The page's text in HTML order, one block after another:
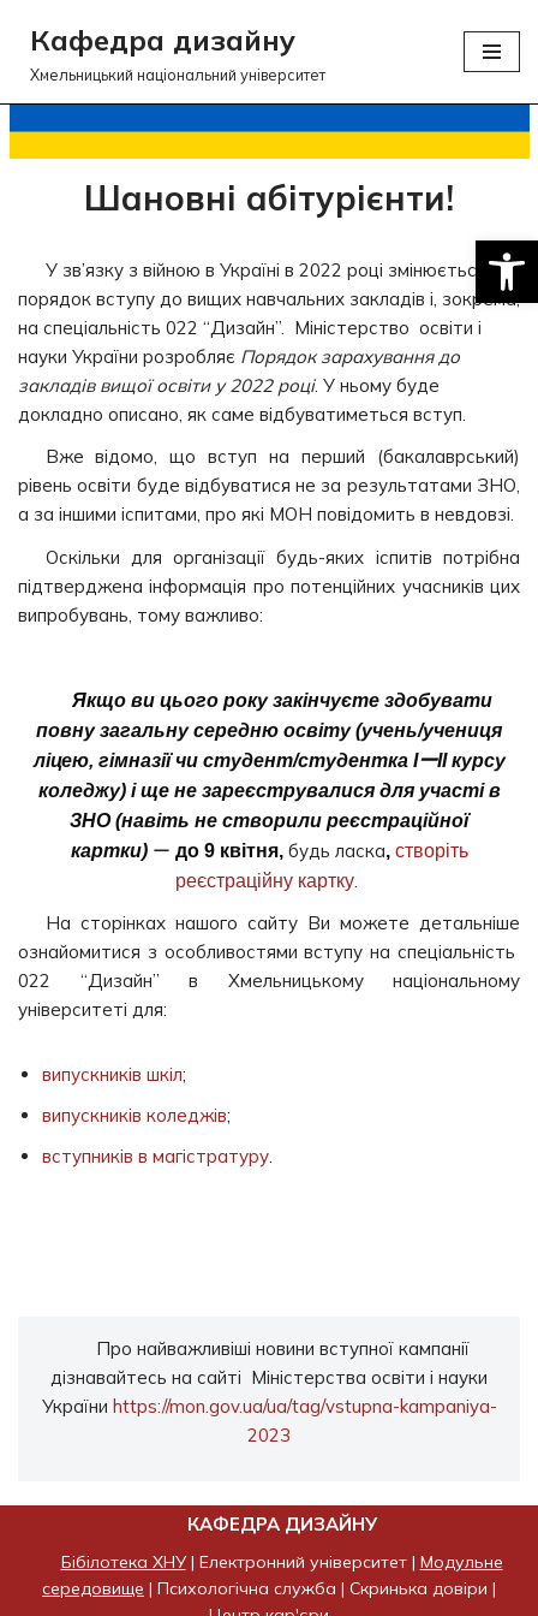
Перейти
Кафедра дизайну
Хмельницький національний університет
Шановні абітурієнти!
У зв’язку з війною в Україні в 2022 році змінюється
порядок вступу до вищих навчальних закладів і, зокрема,
на спеціальність 022 “Дизайн”. Міністерство освіти і
науки України розробляє Порядок зарахування до
закладів вищої освіти у 2022 році. У ньому буде
докладно описано, як саме відбуватиметься вступ.
Вже відомо, що вступ на перший (бакалаврський)
рівень освіти буде відбуватися не за результатами ЗНО,
а за іншими іспитами, про які МОН повідомить в невдовзі.
Оскільки для організації будь-яких іспитів потрібна
підтверджена інформація про потенційних учасників цих
випробувань, тому важливо:
Якщо ви цього року закінчуєте здобувати
повну загальну середню освіту (учень/учениця
ліцею, гімназії чи студент/студентка ІーІІ курсу
коледжу) і ще не зареєструвалися для участі в
ЗНО (навіть не створили реєстраційної
картки)ー до 9 квітня, будь ласка, створіть
реєстраційну картку.
На сторінках нашого сайту Ви можете детальніше
ознайомитися з особливостями вступу на спеціальність
022 “Дизайн” в Хмельницькому національному
університеті для:
випускників шкіл;
випускників коледжів;
вступників в магістратуру.
Про найважливіші новини вступної кампанії
дізнавайтесь на сайті Міністерства освіти і науки
України https://mon.gov.ua/ua/tag/vstupna-kampaniya-
2023
КАФЕДРА ДИЗАЙНУ
Бібілотека ХНУ| Електронний університет| Модульне
середовище | Психологічна служба | Скринька довіри |